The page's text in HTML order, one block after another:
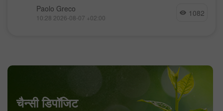
Paolo Greco
10:28 2026-08-07 +02:00 1082
चैन्सी डिपॉजिट